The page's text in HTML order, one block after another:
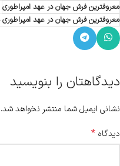
معروفترین فرش جهان در عهد امپراطوری
معروفترین فرش جهان در عهد امپراطوری
دیدگاهتان را بنویسید
نشانی ایمیل شما منتشر نخواهد شد.
دیدگاه *